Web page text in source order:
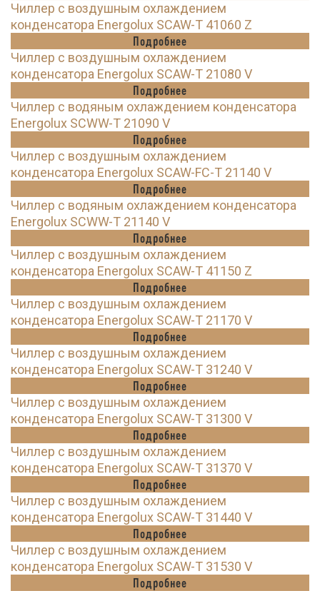
Чиллер с воздушным охлаждением
конденсатора Energolux SCAW-T 41060 Z
Подробнее
Чиллер с воздушным охлаждением
конденсатора Energolux SCAW-T 21080 V
Подробнее
Чиллер с водяным охлаждением конденсатора
Energolux SCWW-T 21090 V
Подробнее
Чиллер с воздушным охлаждением
конденсатора Energolux SCAW-FC-T 21140 V
Подробнее
Чиллер с водяным охлаждением конденсатора
Energolux SCWW-T 21140 V
Подробнее
Чиллер с воздушным охлаждением
конденсатора Energolux SCAW-T 41150 Z
Подробнее
Чиллер с воздушным охлаждением
конденсатора Energolux SCAW-T 21170 V
Подробнее
Чиллер с воздушным охлаждением
конденсатора Energolux SCAW-T 31240 V
Подробнее
Чиллер с воздушным охлаждением
конденсатора Energolux SCAW-T 31300 V
Подробнее
Чиллер с воздушным охлаждением
конденсатора Energolux SCAW-T 31370 V
Подробнее
Чиллер с воздушным охлаждением
конденсатора Energolux SCAW-T 31440 V
Подробнее
Чиллер с воздушным охлаждением
конденсатора Energolux SCAW-T 31530 V
Подробнее